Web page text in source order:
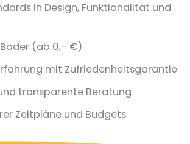
in Design, Funktionalität und
(ab 0,- €)
mit Zufriedenheitsgarantie
transparente Beratung
Zeitpläne und Budgets